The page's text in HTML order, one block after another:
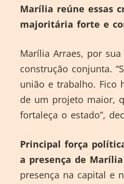
Marília reúne essas
majoritária forte e
Marília Arraes, por
construção conjunta.
união e trabalho. Fico
de um projeto maior,
fortaleça o estado”,
Principal força
a presença de
presença na capital e